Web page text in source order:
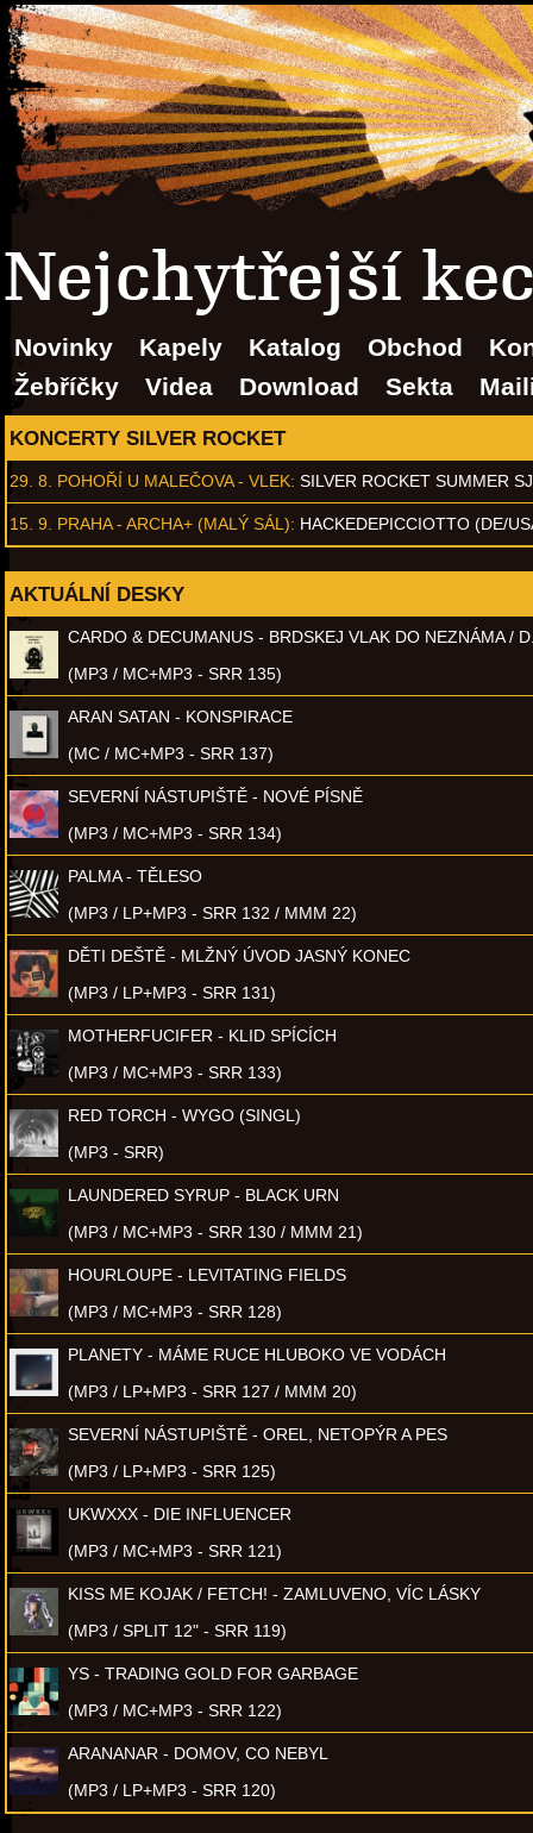
Nejchytřejší
Novinky Kapely Katalog Obchod
Žebříčky
Videa Download Sekta
KONCERTY SILVER ROCKET
29. 8. POHOŘÍ U MALEČOVA - VLEK: SILVER ROCKET SUMMER
15. 9. PRAHA - ARCHA+ (MALÝ SÁL): HACKEDEPICCIOTTO (DE/
AKTUÁLNÍ DESKY
CARDO & DECUMANUS - BRDSKEJ VLAK DO NEZNÁMA /
(MP3 / MC+MP3 - SRR 135)
ARAN SATAN - KONSPIRACE
(MC / MC+MP3 - SRR 137)
SEVERNÍ NÁSTUPIŠTĚ - NOVÉ PÍSNĚ
(MP3 / MC+MP3 - SRR 134)
PALMA - TĚLESO
(MP3 / LP+MP3 - SRR 132 / MMM 22)
DĚTI DEŠTĚ - MLŽNÝ ÚVOD JASNÝ KONEC
(MP3 / LP+MP3 - SRR 131)
MOTHERFUCIFER - KLID SPÍCÍCH
(MP3 / MC+MP3 - SRR 133)
RED TORCH - WYGO (SINGL)
(MP3 - SRR)
LAUNDERED SYRUP - BLACK URN
(MP3 / MC+MP3 - SRR 130 / MMM 21)
HOURLOUPE - LEVITATING FIELDS
(MP3 / MC+MP3 - SRR 128)
PLANETY - MÁME RUCE HLUBOKO VE VODÁCH
(MP3 / LP+MP3 - SRR 127 / MMM 20)
SEVERNÍ NÁSTUPIŠTĚ - OREL, NETOPÝR A PES
(MP3 / LP+MP3 - SRR 125)
UKWXXX - DIE INFLUENCER
(MP3 / MC+MP3 - SRR 121)
KISS ME KOJAK / FETCH! - ZAMLUVENO, VÍC LÁSKY
(MP3 / SPLIT 12" - SRR 119)
YS - TRADING GOLD FOR GARBAGE
(MP3 / MC+MP3 - SRR 122)
ARANANAR - DOMOV, CO NEBYL
(MP3 / LP+MP3 - SRR 120)